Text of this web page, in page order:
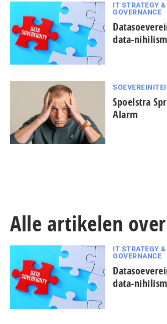
IT STRATEGY &
GOVERNANCE
data-
Spoelstra
Alarm
Alle artikelen
IT STRATEGY &
GOVERNANCE
data-